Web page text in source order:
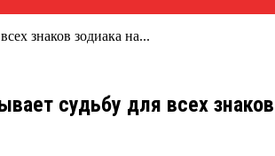
знаков зодиака на...
судьбу для всех знаков